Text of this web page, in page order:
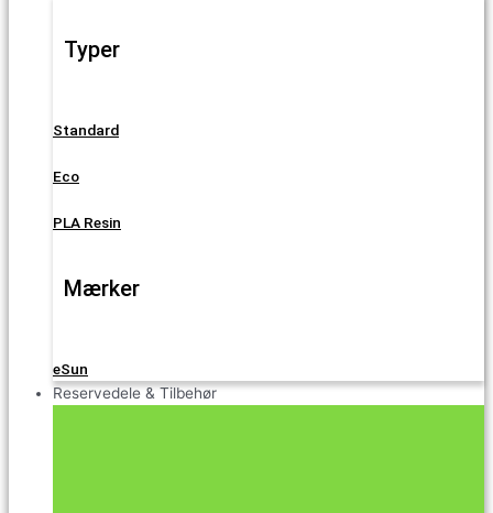
Typer
Standard
Eco
PLA Resin
Mærker
eSun
Reservedele & Tilbehør